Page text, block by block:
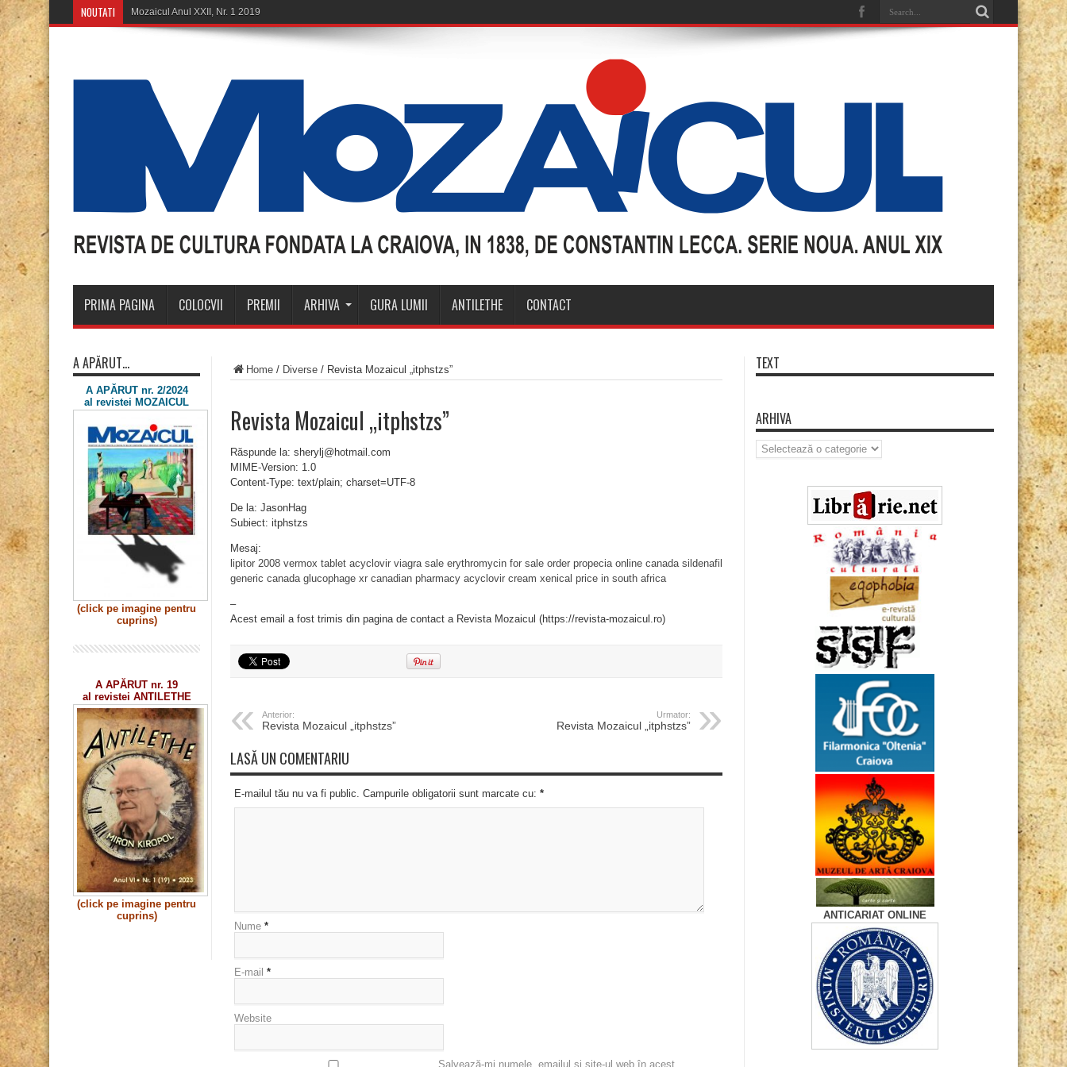
NOUTATI Mozaicul Anul XXII, Nr. 1 2019
PRIMA PAGINA COLOCVII PREMII ARHIVA GURA LUMII ANTILETHE CONTACT
Home / Diverse / Revista Mozaicul „itphstzs”
Revista Mozaicul „itphstzs”
Răspunde la: sherylj@hotmail.com
MIME-Version: 1.0
Content-Type: text/plain; charset=UTF-8
De la: JasonHag
Subiect: itphstzs
Mesaj:
lipitor 2008 vermox tablet acyclovir viagra sale erythromycin for sale order propecia online canada sildenafil
generic canada glucophage xr canadian pharmacy acyclovir cream xenical price in south africa
–
Acest email a fost trimis din pagina de contact a Revista Mozaicul (https://revista-mozaicul.ro)
Anterior:
Revista Mozaicul „itphstzs”
Urmator:
Revista Mozaicul „itphstzs”
LASĂ UN COMENTARIU
E-mailul tău nu va fi public. Campurile obligatorii sunt marcate cu: *
Nume *
E-mail *
Website
Salvează-mi numele, emailul și site-ul web în acest
A APĂRUT…
A APĂRUT nr. 2/2024
al revistei MOZAICUL
(click pe imagine pentru
cuprins)
A APĂRUT nr. 19
al revistei ANTILETHE
(click pe imagine pentru
cuprins)
TEXT
ARHIVA
Arhiva
ANTICARIAT ONLINE